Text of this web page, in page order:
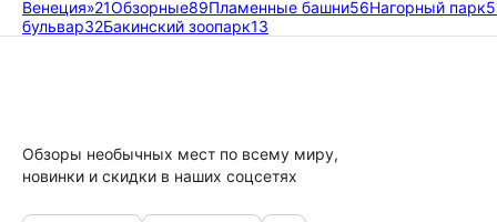
Венеция»21Обзорные89Пламенные башни56Нагорный парк
бульвар32Бакинский зоопарк13
Обзоры необычных мест по всему миру,
новинки и скидки в наших соцсетях